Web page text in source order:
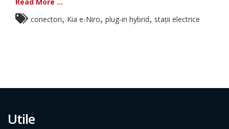
conectori
Kia e-Niro plug-in hybrid stații electrice
Utile